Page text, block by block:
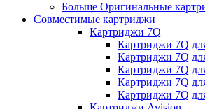
Больше Оригинальные
Совместимые картриджи
Картриджи 7Q
Картриджи 7Q
Картриджи 7Q
Картриджи 7Q
Картриджи 7Q
Картриджи 7Q